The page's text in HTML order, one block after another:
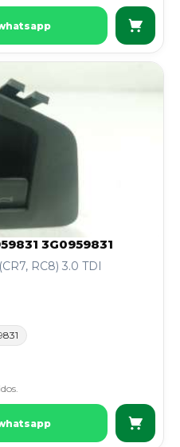
3G0959831
RC8) 3.0 TDI